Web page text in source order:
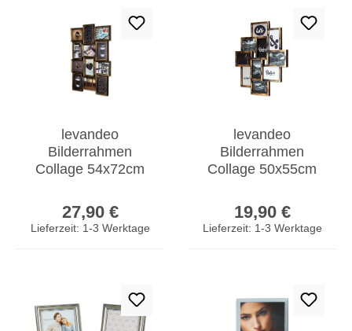
levandeo
Bilderrahmen
Collage 54x72cm
Kupfer Schwarz
Glas
27,90 €
Lieferzeit: 1-3 Werktage
levandeo
Bilderrahmen
Collage 50x55cm
Kupfer Industrial
Glas
19,90 €
Lieferzeit: 1-3 Werktage